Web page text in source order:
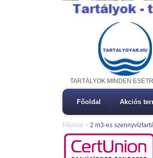
TARTÁLYOK MINDEN
Főoldal Akciós
Főoldal > 2 m3-es